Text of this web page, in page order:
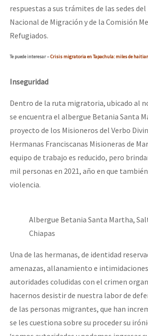
respuestas a sus trámites de las sedes
Nacional de Migración y de la Comisión
Refugiados.
Te puede interesar –Crisis migratoria en Tapachula: miles de
Inseguridad
Dentro de la ruta migratoria, ubicado al
se encuentra el albergue Betania Santa
proyecto de los Misioneros del Verbo
Hermanas Franciscanas Misioneras de
equipo de trabajo es reducido, pero
mil personas en 2021, año en que
violencia.
Albergue Betania Santa Martha,
Chiapas
Una de las hermanas, de identidad
amenazas, allanamiento e
autoridades coludidas con el crimen
hacernos desistir de nuestra labor de
de las personas migrantes, que han
se les cuestiona sobre su proceder su